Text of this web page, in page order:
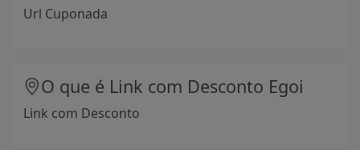
Url Cuponada
O que é Link com Desconto Egoi
Link com Desconto